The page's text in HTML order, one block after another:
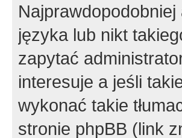
języka lub nikt
zapytać
interesuje a jeśli
wykonać takie
stronie phpBB (link